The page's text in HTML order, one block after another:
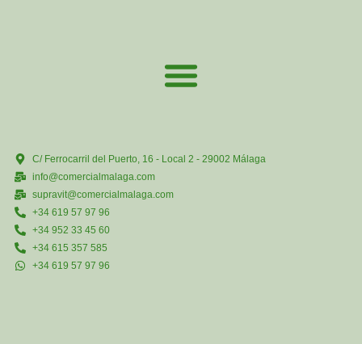
C/ Ferrocarril del Puerto, 16 - Local 2 - 29002 Málaga
info@comercialmalaga.com
supravit@comercialmalaga.com
+34 619 57 97 96
+34 952 33 45 60
+34 615 357 585
+34 619 57 97 96